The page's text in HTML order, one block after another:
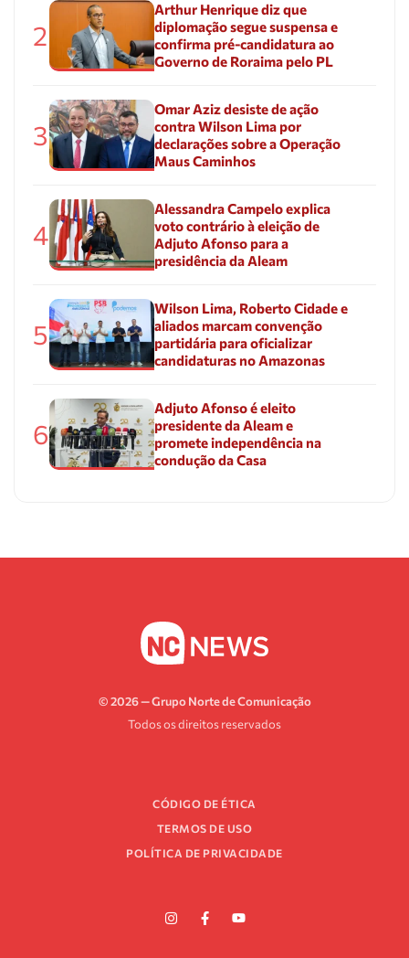
2
Arthur Henrique diz que
diplomação segue suspensa e
confirma pré-candidatura ao
Governo de Roraima pelo PL
3
Omar Aziz desiste de ação
contra Wilson Lima por
declarações sobre a Operação
Maus Caminhos
4
Alessandra Campelo explica
voto contrário à eleição de
Adjuto Afonso para a
presidência da Aleam
5
Wilson Lima, Roberto Cidade e
aliados marcam convenção
partidária para oficializar
candidaturas no Amazonas
6
Adjuto Afonso é eleito
presidente da Aleam e
promete independência na
condução da Casa
© 2026 — Grupo Norte de Comunicação
Todos os direitos reservados
CÓDIGO DE ÉTICA
TERMOS DE USO
POLÍTICA DE PRIVACIDADE